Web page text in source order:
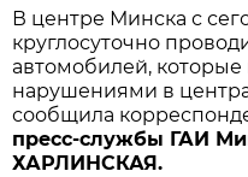
В центре Минска с
круглосуточно
автомобилей,
нарушениями в
сообщила
пресс-службы ГАИ
ХАРЛИНСКАЯ.